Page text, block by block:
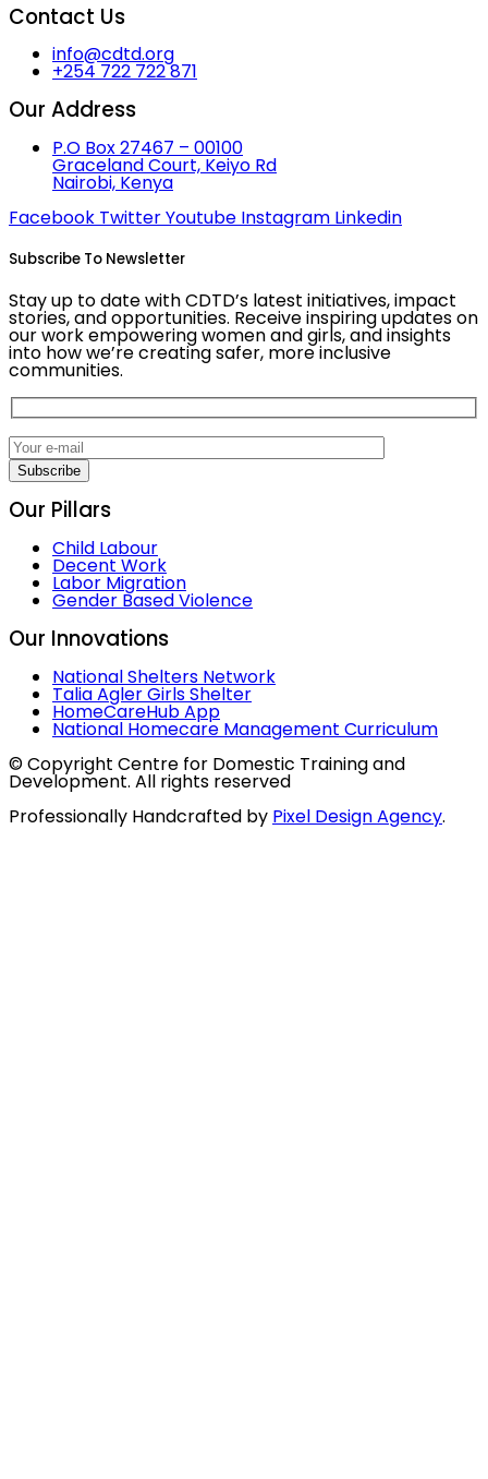
Contact Us
info@cdtd.org
+254 722 722 871
Our Address
P.O Box 27467 – 00100
Graceland Court, Keiyo Rd
Nairobi, Kenya
Facebook TwitterYoutube Instagram Linkedin
Subscribe To Newsletter
Stay up to date with CDTD’s latest initiatives, impact
stories, and opportunities. Receive inspiring updates on
our work empowering women and girls, and insights
into how we’re creating safer, more inclusive
communities.
Subscribe
Our Pillars
Child Labour
Decent Work
Labor Migration
Gender Based Violence
Our Innovations
National Shelters Network
Talia Agler Girls Shelter
HomeCareHub App
National Homecare Management Curriculum
© Copyright Centre for Domestic Training and
Development. All rights reserved
Professionally Handcrafted by Pixel Design Agency.